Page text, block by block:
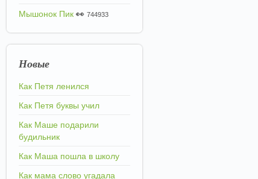
Мышонок Пик 👀 744933
Новые
Как Петя ленился
Как Петя буквы учил
Как Маше подарили
будильник
Как Маша пошла в школу
Как мама слово угадала